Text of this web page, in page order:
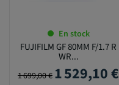
En stock
FUJIFILM GF 80MM F/1.7 R
WR...
Prix de base
1 699,00 € Prix
1 529,10 €